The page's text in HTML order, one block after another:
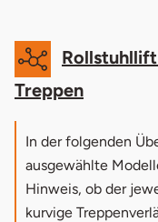
Treppen
In der folgenden
ausgewählte
Hinweis, ob der
kurvige